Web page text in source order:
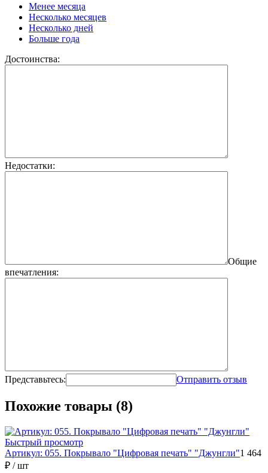
Менее месяца
Несколько месяцев
Несколько дней
Больше года
Достоинства:
Недостатки:
Общие
впечатления:
Представьтесь: Отправить отзыв
Похожие товары (8)
Быстрый просмотр
Артикул: 055. Покрывало "Цифровая печать" "Джунгли"1 464
₽ / шт